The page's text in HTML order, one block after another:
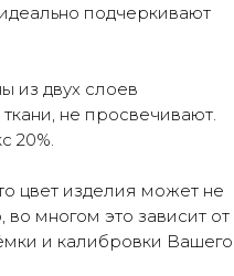
подчеркивают
из двух слоев
не просвечивают.
20%.
цвет изделия может не
во многом это зависит от
и калибровки Вашего